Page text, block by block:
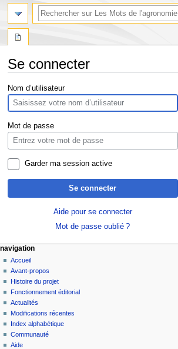
Se connecter
Aller
à
la
navigation
Aller
à
la
recherche
Nom d’utilisateur
Mot de passe
Garder ma session active
Se connecter
Aide pour se connecter
Mot de passe oublié ?
navigation
Accueil
Avant-propos
Histoire du projet
Fonctionnement éditorial
Actualités
Modifications récentes
Index alphabétique
Communauté
Aide